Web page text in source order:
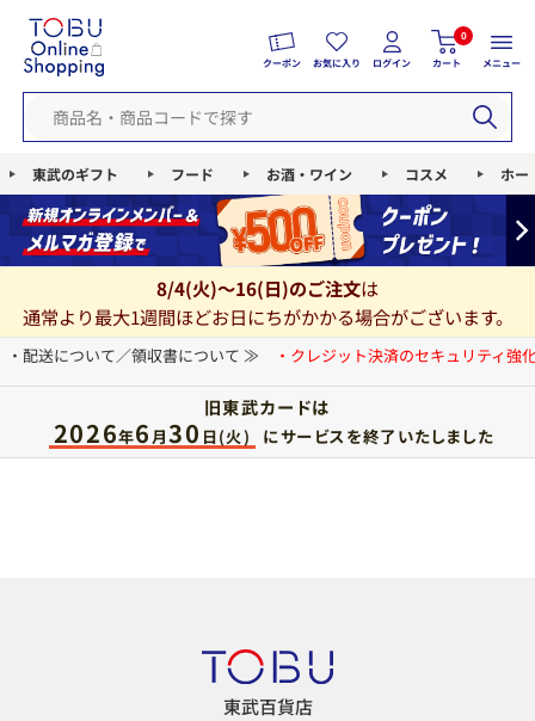
クーポン お気に入り ログイン
0
カート メニュー
東武のギフト フード お酒・ワイン コスメ ホー
8/4(火)～16(日)のご注文は
通常より最大1週間ほどお日にちがかかる場合がございます。
・配送について／領収書について ≫ ・クレジット決済のセキュリティ強
旧東武カードは
2026年6 月30 日(火) にサービスを終了いたしました
東武百貨店